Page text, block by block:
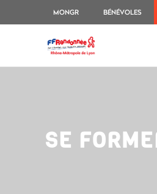
MONGR BÉNÉVOLES
SE